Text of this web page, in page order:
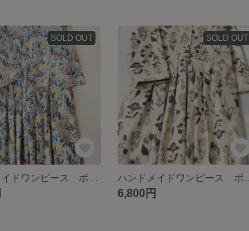
SOLD OUT SOLD OUT
6,800円